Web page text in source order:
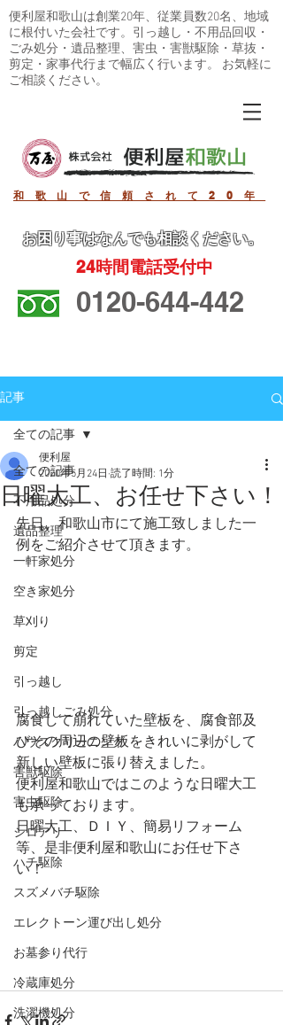
便利屋和歌山は創業20年、従業員数20名、地域
に根付いた会社です。引っ越し・不用品回収・
ごみ処分・遺品整理、害虫・害獣駆除・草抜・
剪定・家事代行まで幅広く行います。 お気軽に
ご相談ください。
和歌山で信頼されて20年
お困り事はなんでも相談ください。
24時間電話受付中
0120-644-442
記事
全ての記事
不用品処分
遺品整理
一軒家処分
空き家処分
草刈り
剪定
引っ越し
引っ越しごみ処分
ハウスクリーニング
害獣駆除
害虫駆除
シロアリ
ハチ駆除
スズメバチ駆除
エレクトーン運び出し処分
お墓参り代行
冷蔵庫処分
洗濯機処分
全ての記事
日曜大工、お任せ下さい！
便利屋
2020年5月24日 読了時間: 1分
先日、和歌山市にて施工致しました一
例をご紹介させて頂きます。
腐食して崩れていた壁板を、腐食部及
びその周辺の壁板をきれいに剥がして
新しい壁板に張り替えました。
便利屋和歌山ではこのような日曜大工
も承っております。
日曜大工、ＤＩＹ、簡易リフォーム
等、是非便利屋和歌山にお任せ下さ
い！